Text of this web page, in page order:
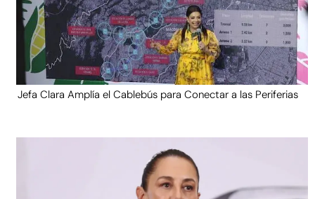
Jefa Clara Amplía el Cablebús para Conectar a las Periferias